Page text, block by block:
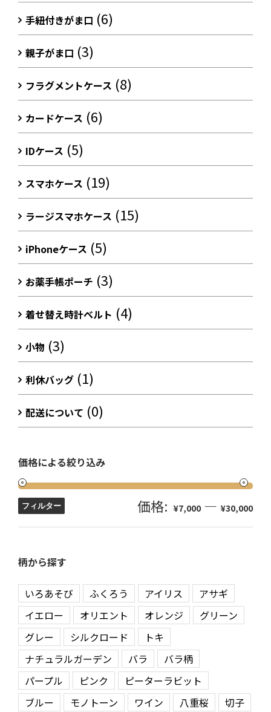
手紐付きがま口 (6)
親子がま口 (3)
フラグメントケース (8)
カードケース (6)
IDケース (5)
スマホケース (19)
ラージスマホケース (15)
iPhoneケース (5)
お薬手帳ポーチ (3)
着せ替え時計ベルト (4)
小物 (3)
利休バッグ (1)
配送について (0)
価格による絞り込み
フィルター 価格: ¥7,000 — ¥30,000
柄から探す
いろあそび ふくろう アイリス
アサギ
イエロー
オリエント オレンジ
グリーン
グレー
シルクロード
トキ
ナチュラルガーデン
バラ
バラ柄
パープル
ピンク
ピーターラビット
ブルー
モノトーン ワイン 八重桜
切子